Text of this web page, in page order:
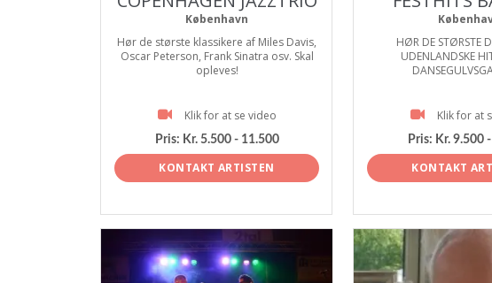
København
Hør de største klassikere af Miles Davis,
Oscar Peterson, Frank Sinatra osv. Skal
opleves!
Klik for at se video
Pris: Kr. 5.500 - 11.500
KONTAKT ARTISTEN
HØR DE STØRSTE
UDENLANDSKE
Klik for at
Pris: Kr. 9.500
KONTAKT